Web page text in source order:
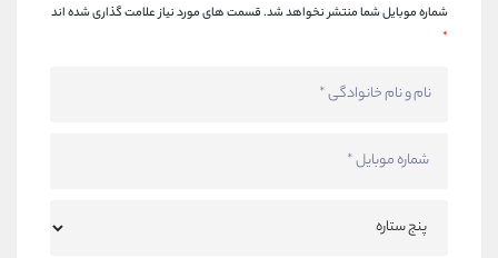
شماره موبایل شما منتشر نخواهد شد.قسمت های مورد نیاز علامت گذاری شده اند
*